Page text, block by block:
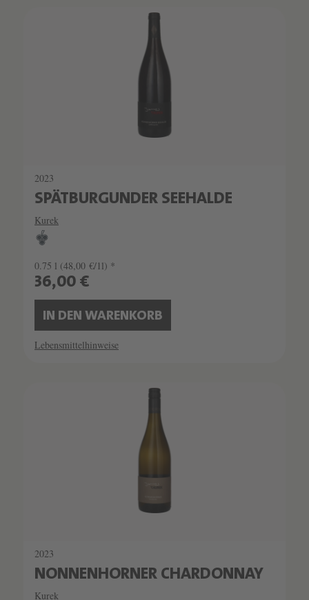
2023
SPÄTBURGUNDER SEEHALDE
Kurek
0.75 l (48,00 €/1l) *
36,00 €
IN DEN WARENKORB
Lebensmittelhinweise
2023
NONNENHORNER CHARDONNAY
Kurek